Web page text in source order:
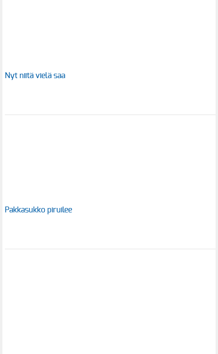
Nyt niitä vielä saa
Pakkasukko piruilee